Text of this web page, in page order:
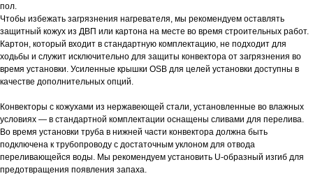
пол.
Чтобы избежать загрязнения нагревателя, мы рекомендуем оставлять
защитный кожух из ДВП или картона на месте во время строительных работ.
Картон, который входит в стандартную комплектацию, не подходит для
ходьбы и служит исключительно для защиты конвектора от загрязнения во
время установки. Усиленные крышки OSB для целей установки доступны в
качестве дополнительных опций.
Конвекторы с кожухами из нержавеющей стали, установленные во влажных
условиях — в стандартной комплектации оснащены сливами для перелива.
Во время установки труба в нижней части конвектора должна быть
подключена к трубопроводу с достаточным уклоном для отвода
переливающейся воды. Мы рекомендуем установить U-образный изгиб для
предотвращения появления запаха.